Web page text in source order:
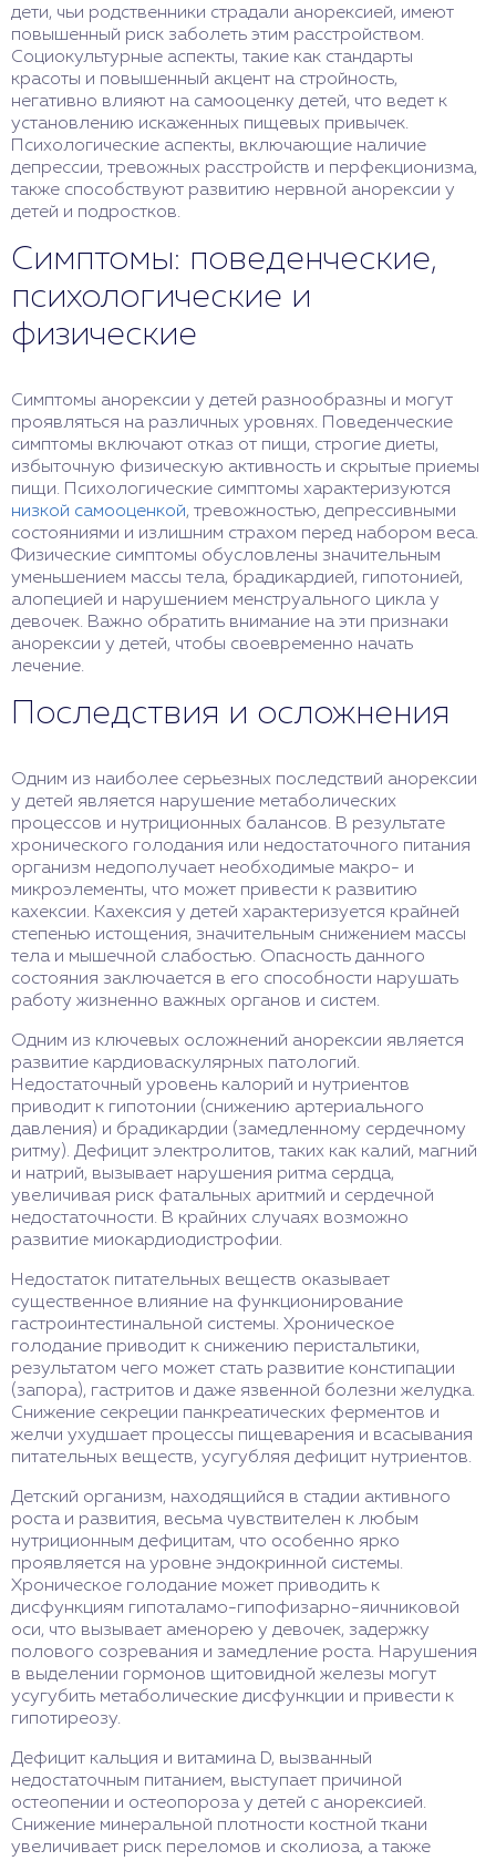
дети, чьи родственники страдали анорексией, имеют
повышенный риск заболеть этим расстройством.
Социокультурные аспекты, такие как стандарты
красоты и повышенный акцент на стройность,
негативно влияют на самооценку детей, что ведет к
установлению искаженных пищевых привычек.
Психологические аспекты, включающие наличие
депрессии, тревожных расстройств и перфекционизма,
также способствуют развитию нервной анорексии у
детей и подростков.
Симптомы: поведенческие,
психологические и
физические
Симптомы анорексии у детей разнообразны и могут
проявляться на различных уровнях. Поведенческие
симптомы включают отказ от пищи, строгие диеты,
избыточную физическую активность и скрытые приемы
пищи. Психологические симптомы характеризуются
низкой самооценкой, тревожностью, депрессивными
состояниями и излишним страхом перед набором веса.
Физические симптомы обусловлены значительным
уменьшением массы тела, брадикардией, гипотонией,
алопецией и нарушением менструального цикла у
девочек. Важно обратить внимание на эти признаки
анорексии у детей, чтобы своевременно начать
лечение.
Последствия и осложнения
Одним из наиболее серьезных последствий анорексии
у детей является нарушение метаболических
процессов и нутриционных балансов. В результате
хронического голодания или недостаточного питания
организм недополучает необходимые макро- и
микроэлементы, что может привести к развитию
кахексии. Кахексия у детей характеризуется крайней
степенью истощения, значительным снижением массы
тела и мышечной слабостью. Опасность данного
состояния заключается в его способности нарушать
работу жизненно важных органов и систем.
Одним из ключевых осложнений анорексии является
развитие кардиоваскулярных патологий.
Недостаточный уровень калорий и нутриентов
приводит к гипотонии (снижению артериального
давления) и брадикардии (замедленному сердечному
ритму). Дефицит электролитов, таких как калий, магний
и натрий, вызывает нарушения ритма сердца,
увеличивая риск фатальных аритмий и сердечной
недостаточности. В крайних случаях возможно
развитие миокардиодистрофии.
Недостаток питательных веществ оказывает
существенное влияние на функционирование
гастроинтестинальной системы. Хроническое
голодание приводит к снижению перистальтики,
результатом чего может стать развитие констипации
(запора), гастритов и даже язвенной болезни желудка.
Снижение секреции панкреатических ферментов и
желчи ухудшает процессы пищеварения и всасывания
питательных веществ, усугубляя дефицит нутриентов.
Детский организм, находящийся в стадии активного
роста и развития, весьма чувствителен к любым
нутриционным дефицитам, что особенно ярко
проявляется на уровне эндокринной системы.
Хроническое голодание может приводить к
дисфункциям гипоталамо-гипофизарно-яичниковой
оси, что вызывает аменорею у девочек, задержку
полового созревания и замедление роста. Нарушения
в выделении гормонов щитовидной железы могут
усугубить метаболические дисфункции и привести к
гипотиреозу.
Дефицит кальция и витамина D, вызванный
недостаточным питанием, выступает причиной
остеопении и остеопороза у детей с анорексией.
Снижение минеральной плотности костной ткани
увеличивает риск переломов и сколиоза, а также